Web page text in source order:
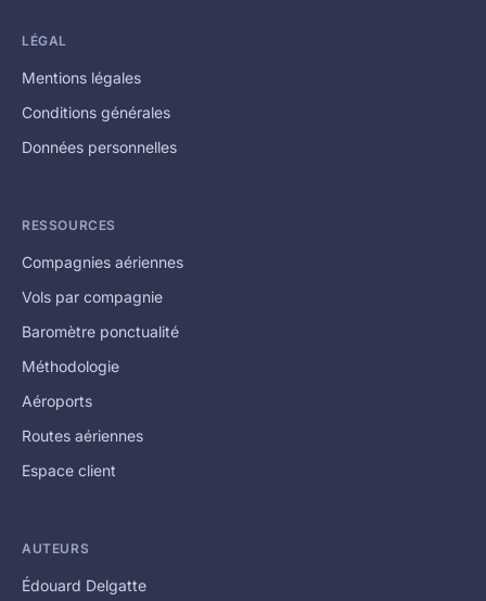
LÉGAL
Mentions légales
Conditions générales
Données personnelles
RESSOURCES
Compagnies aériennes
Vols par compagnie
Baromètre ponctualité
Méthodologie
Aéroports
Routes aériennes
Espace client
AUTEURS
Édouard Delgatte